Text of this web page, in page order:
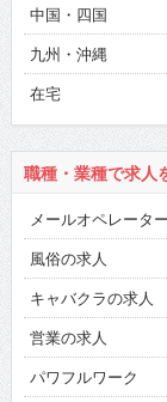
中国・四国
九州・沖縄
在宅
職種・業種で求人
メールオペレーター
風俗の求人
キャバクラの求人
営業の求人
パワフルワーク